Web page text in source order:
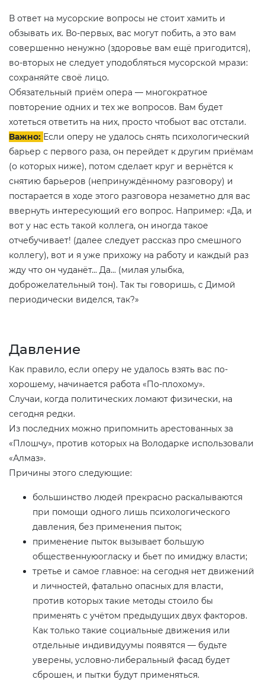
В ответ на мусорские вопросы не стоит хамить и
обзывать их. Во-первых, вас могут побить, а это вам
совершенно ненужно (здоровье вам ещё пригодится),
во-вторых не следует уподобляться мусорской мрази:
сохраняйте своё лицо.
Обязательный приём опера — многократное
повторение одних и тех же вопросов. Вам будет
хотеться ответить на них, просто чтобыот вас отстали.
Важно: Если оперу не удалось снять психологический
барьер с первого раза, он перейдет к другим приёмам
(о которых ниже), потом сделает круг и вернётся к
снятию барьеров (непринуждённому разговору) и
постарается в ходе этого разговора незаметно для вас
ввернуть интересующий его вопрос. Например: «Да, и
вот у нас есть такой коллега, он иногда такое
отчебучивает! (далее следует рассказ про смешного
коллегу), вот и я уже прихожу на работу и каждый раз
жду что он чуданёт... Да... (милая улыбка,
доброжелательный тон). Так ты говоришь, с Димой
периодически виделся, так?»
Давление
Как правило, если оперу не удалось взять вас по-
хорошему, начинается работа «По-плохому».
Случаи, когда политических ломают физически, на
сегодня редки.
Из последних можно припомнить арестованных за
«Плошчу», против которых на Володарке использовали
«Алмаз».
Причины этого следующие:
большинство людей прекрасно раскалываются
при помощи одного лишь психологического
давления, без применения пыток;
применение пыток вызывает большую
общественнуюогласку и бьет по имиджу власти;
третье и самое главное: на сегодня нет движений
и личностей, фатально опасных для власти,
против которых такие методы стоило бы
применять с учётом предыдущих двух факторов.
Как только такие социальные движения или
отдельные индивидуумы появятся — будьте
уверены, условно-либеральный фасад будет
сброшен, и пытки будут применяться.